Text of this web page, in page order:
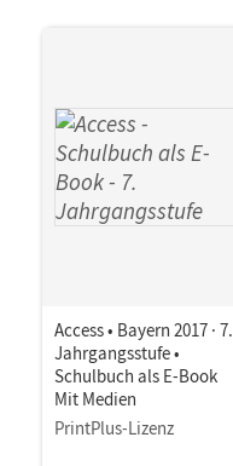
Access • Bayern 2017 · 7.
Jahrgangsstufe •
Schulbuch als E-Book
Mit Medien
PrintPlus-Lizenz